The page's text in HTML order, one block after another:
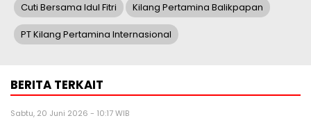
Cuti Bersama Idul Fitri Kilang Pertamina Balikpapan
PT Kilang Pertamina Internasional
BERITA TERKAIT
Sabtu, 20 Juni 2026 - 10:17 WIB